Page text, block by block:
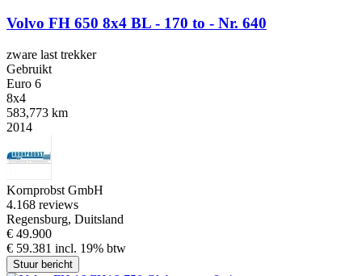
Volvo FH 650 8x4 BL - 170 to - Nr. 640
zware last trekker
Gebruikt
Euro 6
8x4
583,773 km
2014
Kornprobst GmbH
4.168 reviews
Regensburg, Duitsland
€ 49.900
€ 59.381 incl. 19% btw
Stuur bericht